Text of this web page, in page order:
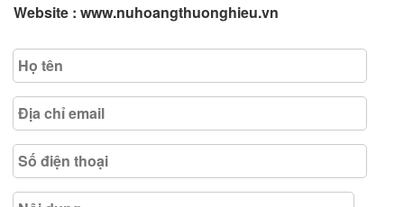
Website : www.nuhoangthuonghieu.vn